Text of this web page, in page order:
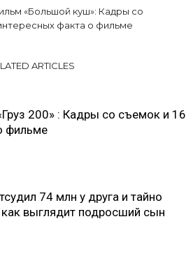
«Большой куш»: Кадры со
факта о фильме
ARTICLES
200» : Кадры со съемок и 16
фильме
74 млн у друга и тайно
выглядит подросший сын